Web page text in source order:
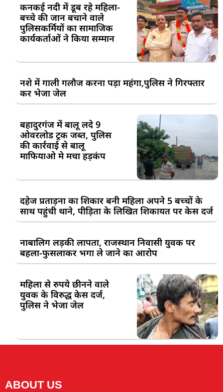
कनकई नदी में डूब रहे महिला-
बच्चे की जान बचाने वाले
पुलिसकर्मियों का सामाजिक
कार्यकर्ताओं ने किया सम्मान
नशे में गाली गलौज करना पड़ा महंगा,पुलिस ने गिरफ्तार
कर भेजा जेल
बहादुरगंज में बालू लदे 9
ओवरलोड ट्रक जब्त, पुलिस
की कार्रवाई से बालू
माफियाओ मे मचा हड़कंप
दहेज प्रताड़ना का शिकार बनी महिला अपने 5 बच्चों के
साथ पहुंची थाने, पीड़िता के लिखित शिकायत पर केस दर्ज
नाबालिग लड़की लापता, राजस्थान निवासी युवक पर
बहला-फुसलाकर भगा ले जाने का आरोप
महिला से रुपये छीनने वाले
युवक के विरुद्ध केस दर्ज,
पुलिस ने भेजा जेल
ABOUT US